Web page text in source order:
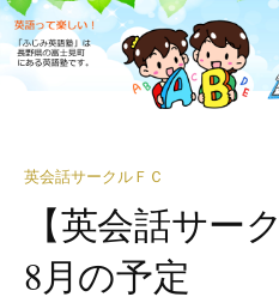
英会話サークルＦＣ
【英会話サー
8月の予定